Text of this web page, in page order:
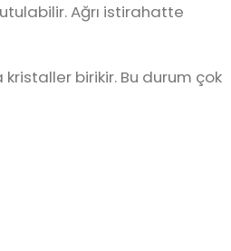
Ağrı istirahatte
kristaller birikir. Bu durum çok